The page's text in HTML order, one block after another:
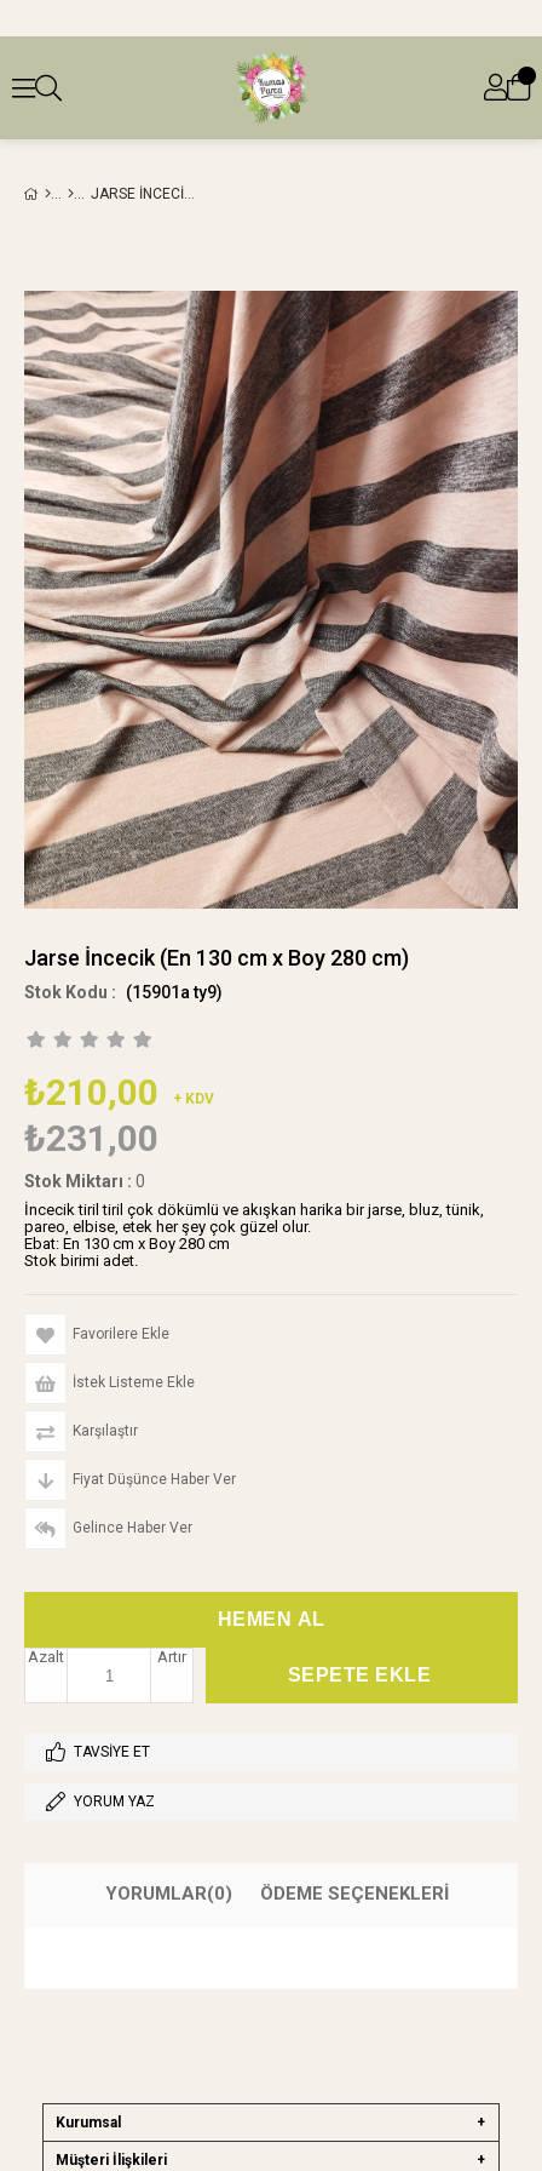
JARSE İNCECIK (EN 130 CM X BOY 280 CM)
Jarse İncecik (En 130 cm x Boy 280 cm)
(15901a ty9)
₺210,00 + KDV
₺231,00
Stok Miktarı : 0
İncecik tiril tiril çok dökümlü ve akışkan harika bir jarse, bluz, tünik,
pareo, elbise, etek her şey çok güzel olur.
Ebat: En 130 cm x Boy 280 cm
Stok birimi adet.
Favorilere Ekle
İstek Listeme Ekle
Karşılaştır
Fiyat Düşünce Haber Ver
Gelince Haber Ver
Artır
Azalt
TAVSIYE ET
YORUM YAZ
YORUMLAR(0) ÖDEME SEÇENEKLERI
Kurumsal
Müşteri İlişkileri